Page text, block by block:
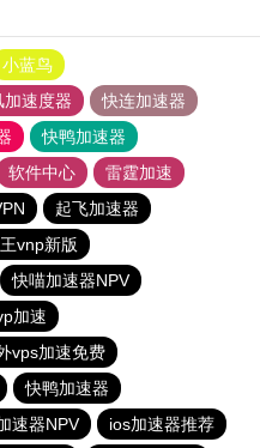
小蓝鸟
加速度器
快连加速器
快鸭加速器
软件中心
雷霆加速
起飞加速器
vnp新版
快喵加速器NPV
加速
vps加速免费
快鸭加速器
速器NPV ios加速器推荐